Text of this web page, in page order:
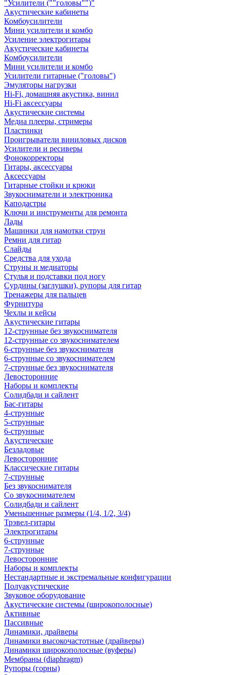
"Усилители (""головы"")"
Акустические кабинеты
Комбоусилители
Мини усилители и комбо
Усиление электрогитары
Акустические кабинеты
Комбоусилители
Мини усилители и комбо
Усилители гитарные ("головы")
Эмуляторы нагрузки
Hi-Fi, домашняя акустика, винил
Hi-Fi аксессуары
Акустические системы
Медиа плееры, стримеры
Пластинки
Проигрыватели виниловых дисков
Усилители и ресиверы
Фонокорректоры
Гитары, аксессуары
Аксессуары
Гитарные стойки и крюки
Звукосниматели и электроника
Каподастры
Ключи и инструменты для ремонта
Лады
Машинки для намотки струн
Ремни для гитар
Слайды
Средства для ухода
Струны и медиаторы
Стулья и подставки под ногу
Сурдины (заглушки), рупоры для гитар
Тренажеры для пальцев
Фурнитура
Чехлы и кейсы
Акустические гитары
12-струнные без звукоснимателя
12-струнные со звукоснимателем
6-струнные без звукоснимателя
6-струнные со звукоснимателем
7-струнные без звукоснимателя
Левосторонние
Наборы и комплекты
Солидбади и сайлент
Бас-гитары
4-струнные
5-струнные
6-струнные
Акустические
Безладовые
Левосторонние
Классические гитары
7-струнные
Без звукоснимателя
Со звукоснимателем
Солидбади и сайлент
Уменьшенные размеры (1/4, 1/2, 3/4)
Трэвел-гитары
Электрогитары
6-струнные
7-струнные
Левосторонние
Наборы и комплекты
Нестандартные и экстремальные конфигурации
Полуакустические
Звуковое оборудование
Акустические системы (широкополосные)
Активные
Пассивные
Динамики, драйверы
Динамики высокочастотные (драйверы)
Динамики широкополосные (вуферы)
Мембраны (diaphragm)
Рупоры (горны)